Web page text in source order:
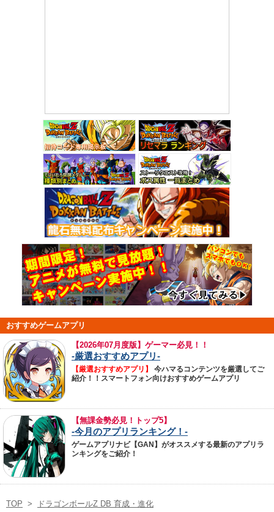
おすすめゲームアプリ
【2026年07月度版】ゲーマー必見！！
-厳選おすすめアプリ-
【厳選おすすめアプリ】
今ハマるコンテンツを厳選してご
紹介！！スマートフォン向けおすすめゲームアプリ
【無課金勢必見！トップ5】
-今月のアプリランキング！-
ゲームアプリナビ【GAN】がオススメする最新のアプリラ
ンキングをご紹介！
TOP > ドラゴンボールZ DB 育成・進化